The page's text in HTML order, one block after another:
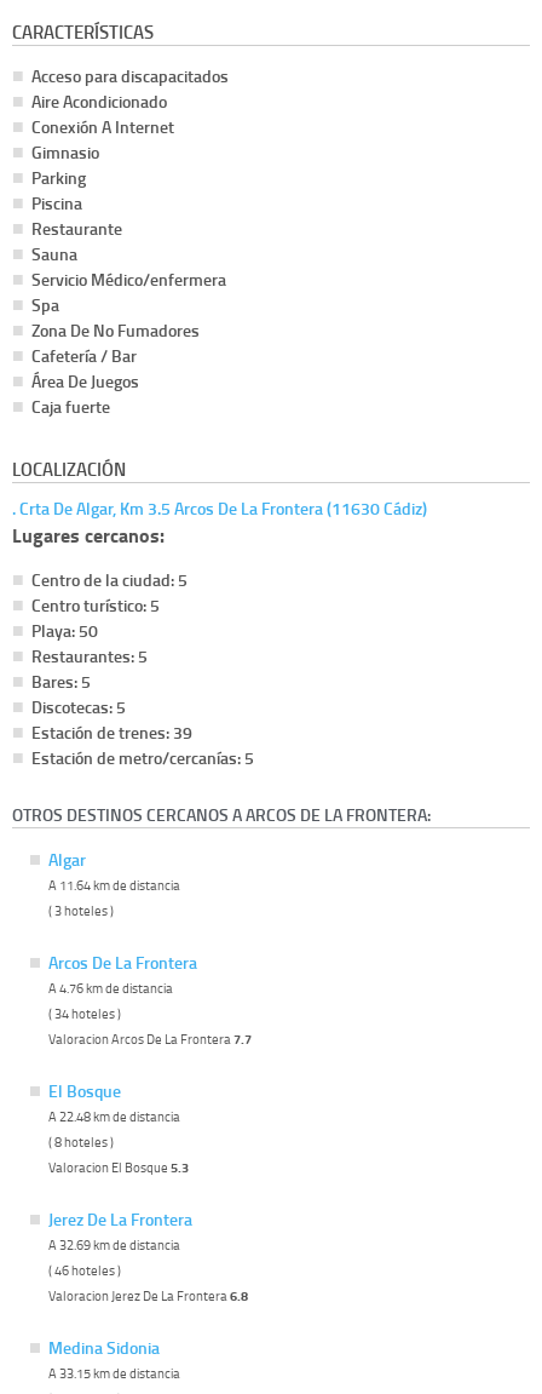
CARACTERÍSTICAS
Acceso para discapacitados
Aire Acondicionado
Conexión A Internet
Gimnasio
Parking
Piscina
Restaurante
Sauna
Servicio Médico/enfermera
Spa
Zona De No Fumadores
Cafetería / Bar
Área De Juegos
Caja fuerte
LOCALIZACIÓN
. Crta De Algar, Km 3.5 Arcos De La Frontera (11630 Cádiz)
Lugares cercanos:
Centro de la ciudad: 5
Centro turístico: 5
Playa: 50
Restaurantes: 5
Bares: 5
Discotecas: 5
Estación de trenes: 39
Estación de metro/cercanías: 5
OTROS DESTINOS CERCANOS A ARCOS DE LA FRONTERA:
Algar
A 11.64 km de distancia
( 3 hoteles )
Arcos De La Frontera
A 4.76 km de distancia
( 34 hoteles )
Valoracion Arcos De La Frontera 7.7
El Bosque
A 22.48 km de distancia
( 8 hoteles )
Valoracion El Bosque 5.3
Jerez De La Frontera
A 32.69 km de distancia
( 46 hoteles )
Valoracion Jerez De La Frontera 6.8
Medina Sidonia
A 33.15 km de distancia